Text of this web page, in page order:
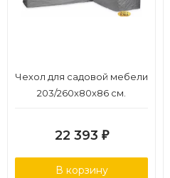
Чехол для садовой мебели
203/260x80x86 см.
22 393 ₽
В корзину